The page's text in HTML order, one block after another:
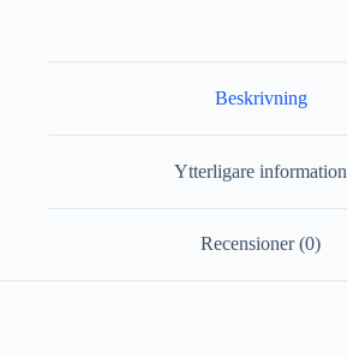
Beskrivning
Ytterligare information
Recensioner (0)